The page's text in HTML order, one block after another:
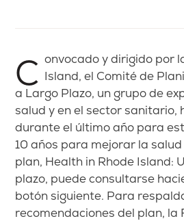
Convocado y dirigido por la Fundación Rhode Island, el Comité de
a Largo Plazo, un grupo de
salud y en el sector sanitario,
durante el último año para
10 años para mejorar la salud
plan, Health in Rhode Island:
plazo, puede consultarse
botón siguiente. Para
recomendaciones del plan, la